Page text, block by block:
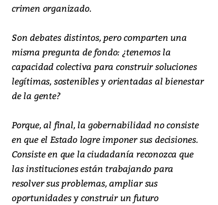
crimen organizado.
Son debates distintos, pero comparten una
misma pregunta de fondo: ¿tenemos la
capacidad colectiva para construir soluciones
legítimas, sostenibles y orientadas al bienestar
de la gente?
Porque, al final, la gobernabilidad no consiste
en que el Estado logre imponer sus decisiones.
Consiste en que la ciudadanía reconozca que
las instituciones están trabajando para
resolver sus problemas, ampliar sus
oportunidades y construir un futuro